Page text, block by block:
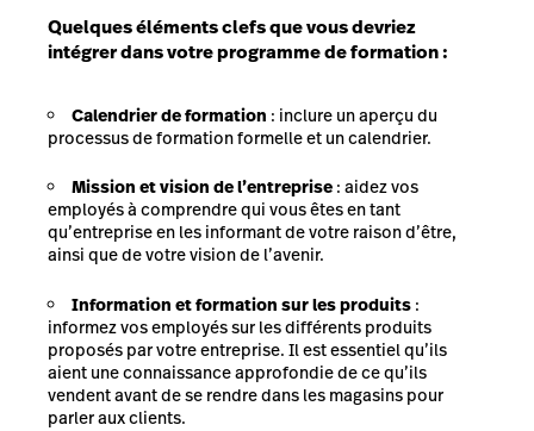
Quelques éléments clefs que vous devriez
intégrer dans votre programme de formation :
Calendrier de formation : inclure un aperçu du
processus de formation formelle et un calendrier.
Mission et vision de l’entreprise : aidez vos
employés à comprendre qui vous êtes en tant
qu’entreprise en les informant de votre raison d’être,
ainsi que de votre vision de l’avenir.
Information et formation sur les produits :
informez vos employés sur les différents produits
proposés par votre entreprise. Il est essentiel qu’ils
aient une connaissance approfondie de ce qu’ils
vendent avant de se rendre dans les magasins pour
parler aux clients.